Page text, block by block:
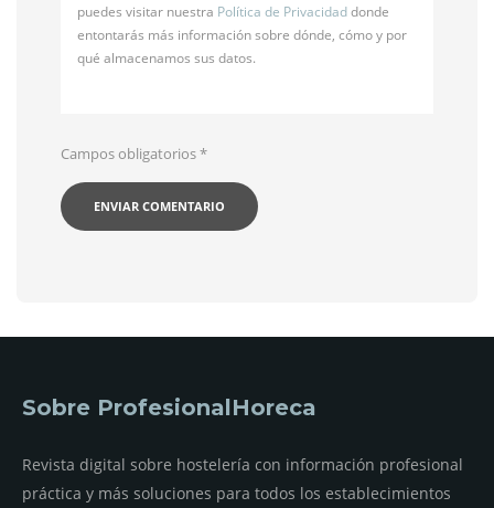
puedes visitar nuestra Política de Privacidaddonde
entontarás más información sobre dónde, cómo y por
qué almacenamos sus datos.
Campos obligatorios*
Sobre ProfesionalHoreca
Revista digital sobre hostelería con información profesional
práctica y más soluciones para todos los establecimientos